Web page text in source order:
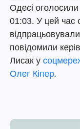
Одесі
01:03. У цей час
повідомили
Лисак у
Олег Кіпер.